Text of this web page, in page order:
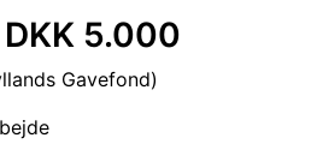
5.000
Gavefond)